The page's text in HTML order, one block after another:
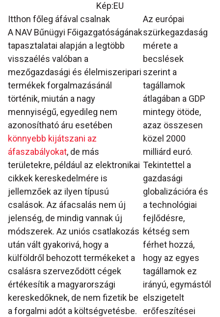
Kép:EU
Itthon főleg áfával csalnak
A NAV Bűnügyi Főigazgatóságának
tapasztalatai alapján a legtöbb
visszaélés valóban a
mezőgazdasági és élelmiszeripari
termékek forgalmazásánál
történik, miután a nagy
mennyiségű, egyedileg nem
azonosítható áru esetében
könnyebb kijátszani az
áfaszabályokat, de más
területekre, például az elektronikai
cikkek kereskedelmére is
jellemzőek az ilyen típusú
csalások. Az áfacsalás nem új
jelenség, de mindig vannak új
módszerek. Az uniós csatlakozás
után vált gyakorivá, hogy a
külföldről behozott termékeket a
csalásra szerveződött cégek
értékesítik a magyarországi
kereskedőknek, de nem fizetik be
a forgalmi adót a költségvetésbe.
Az európai
szürkegazdaság
mérete a
becslések
szerint a
tagállamok
átlagában a GDP
mintegy ötöde,
azaz összesen
közel 2000
milliárd euró.
Tekintettel a
gazdasági
globalizációra és
a technológiai
fejlődésre,
kétség sem
férhet hozzá,
hogy az egyes
tagállamok ez
irányú, egymástól
elszigetelt
erőfeszítései